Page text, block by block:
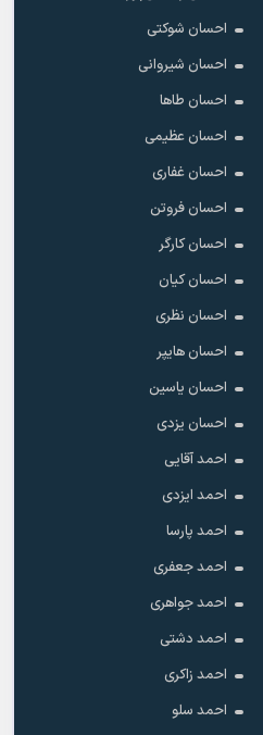
احسان شوکتی
احسان شیروانی
احسان طاها
احسان عظیمی
احسان غفاری
احسان فروتن
احسان کارگر
احسان کیان
احسان نظری
احسان هایپر
احسان یاسین
احسان یزدی
احمد آقایی
احمد ایزدی
احمد پارسا
احمد جعفری
احمد جواهری
احمد دشتی
احمد زاکری
احمد سلو